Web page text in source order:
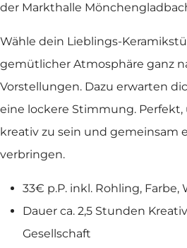
der Markthalle
Wähle dein Lieblings-
gemütlicher Atmosphäre ganz
Vorstellungen. Dazu erwarten
eine lockere Stimmung. Perfekt,
kreativ zu sein und gemeinsam
verbringen.
33€ p.P. inkl. Rohling, Farbe,
Dauer ca. 2,5 Stunden
Gesellschaft